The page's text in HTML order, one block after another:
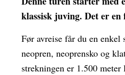
klassisk juving. Det er
Før avreise får du en
neopren, neoprensko og
strekningen er 1.500